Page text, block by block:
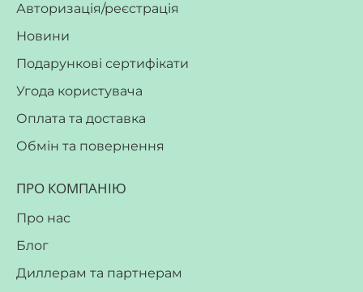
Авторизація/реєстрація
Новини
Подарункові сертифікати
Угода користувача
Оплата та доставка
Обмін та повернення
ПРО КОМПАНІЮ
Про нас
Блог
Диллерам та партнерам